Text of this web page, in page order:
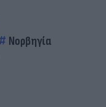
Νορβηγία